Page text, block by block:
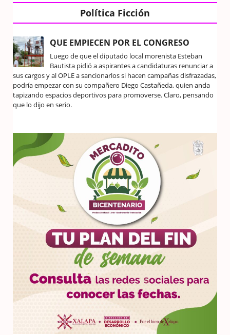
Política Ficción
QUE EMPIECEN POR EL CONGRESO
Luego de que el diputado local morenista Esteban
Bautista pidió a aspirantes a candidaturas renunciar a
sus cargos y al OPLE a sancionarlos si hacen campañas disfrazadas,
podría empezar con su compañero Diego Castañeda, quien anda
tapizando espacios deportivos para promoverse. Claro, pensando
que lo dijo en serio.